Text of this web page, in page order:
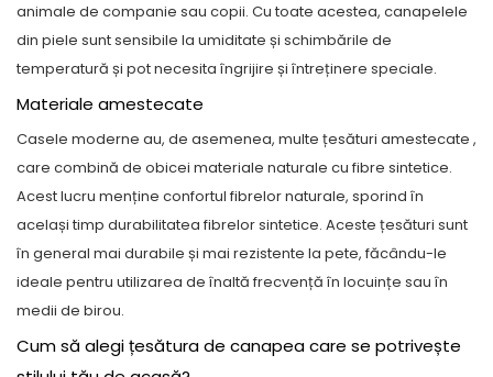
animale de companie sau copii. Cu toate acestea, canapelele
din piele sunt sensibile la umiditate și schimbările de
temperatură și pot necesita îngrijire și întreținere speciale.
Materiale amestecate
Casele moderne au, de asemenea, multe țesături amestecate ,
care combină de obicei materiale naturale cu fibre sintetice.
Acest lucru menține confortul fibrelor naturale, sporind în
același timp durabilitatea fibrelor sintetice. Aceste țesături sunt
în general mai durabile și mai rezistente la pete, făcându-le
ideale pentru utilizarea de înaltă frecvență în locuințe sau în
medii de birou.
Cum să alegi țesătura de canapea care se potrivește